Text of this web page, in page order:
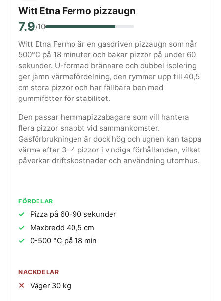
Witt Etna Fermo pizzaugn
7.9/10
Witt Etna Fermo är en gasdriven pizzaugn som når
500°C på 18 minuter och bakar pizzor på under 60
sekunder. U-formad brännare och dubbel isolering
ger jämn värmefördelning, den rymmer upp till 40,5
cm stora pizzor och har fällbara ben med
gummifötter för stabilitet.
Den passar hemmapizzabagare som vill hantera
flera pizzor snabbt vid sammankomster.
Gasförbrukningen är dock hög och ugnen kan tappa
värme efter 3–4 pizzor i vindiga förhållanden, vilket
påverkar driftskostnader och användning utomhus.
FÖRDELAR
Pizza på 60-90 sekunder
Maxbredd 40,5 cm
0-500 °C på 18 min
NACKDELAR
Väger 30 kg